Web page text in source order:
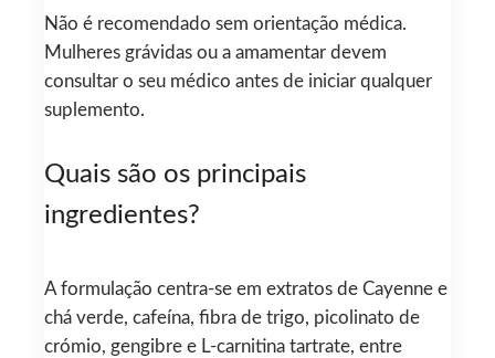
Não é recomendado sem orientação médica.
Mulheres grávidas ou a amamentar devem
consultar o seu médico antes de iniciar qualquer
suplemento.
Quais são os principais
ingredientes?
A formulação centra-se em extratos de Cayenne e
chá verde, cafeína, fibra de trigo, picolinato de
crómio, gengibre e L-carnitina tartrate, entre